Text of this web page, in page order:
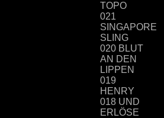
TOPO
021
SINGAPORE
SLING
020 BLUT
AN DEN
LIPPEN
019
HENRY
018 UND
ERLÖSE